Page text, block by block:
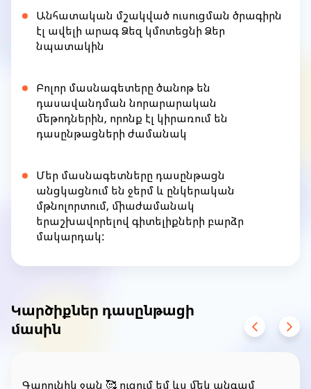
Անհատական մշակված ուսուցման ծրագիրն
էլ ավելի արագ Ձեզ կմոտեցնի Ձեր
նպատակին
Բոլոր մասնագետերը ծանոթ են
դասավանդման նորարարական
մեթոդներին, որոնք էլ կիրառում են
դասընթացների ժամանակ
Մեր մասնագետները դասընթացն
անցկացնում են ջերմ և ընկերական
մթնոլորտում, միաժամանակ
երաշխավորելով գիտելիքների բարձր
մակարդակ:
1
Կարծիքներ դասընթացի
մասին
Գարունիկ ջան 🥰 ուզում եմ ևս մեկ անգամ